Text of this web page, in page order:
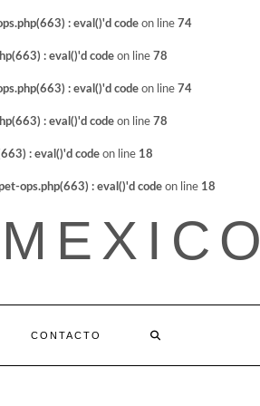
: eval()'d code on line 74
: eval()'d code on line 78
: eval()'d code on line 74
: eval()'d code on line 78
: eval()'d code on line 18
ops.php(663) : eval()'d code on line 18
CONTACTO